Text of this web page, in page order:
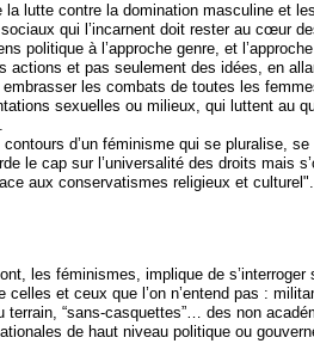
lutte contre la domination masculine et les
qui l’incarnent doit rester au cœur
politique à l’approche genre, et
actions et pas seulement des idées, en
les combats de toutes les
sexuelles ou milieux, qui luttent au
d’un féminisme qui se pluralise, se
le cap sur l’universalité des droits mais
aux conservatismes religieux et culturel".
les féminismes, implique de s’interroger
et ceux que l’on n’entend pas :
“sans-casquettes”… des non
de haut niveau politique ou